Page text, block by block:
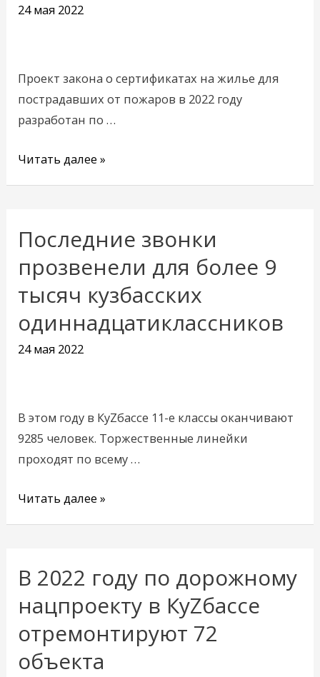
24 мая 2022
Проект закона о сертификатах на жилье для
пострадавших от пожаров в 2022 году
разработан по …
сертификатах
Читать далее »
Последние звонки
прозвенели для более 9
тысяч кузбасских
одиннадцатиклассников
24 мая 2022
В этом году в КуZбассе 11-е классы оканчивают
9285 человек. Торжественные линейки
проходят по всему …
Последние
прозвенели
для
более
тысяч
Читать далее »
В 2022 году по дорожному
нацпроекту в КуZбассе
отремонтируют 72
объекта
В
году
по
дорожному